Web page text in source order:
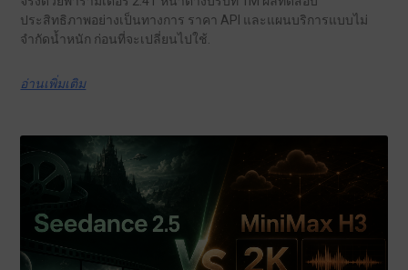
ประสิทธิภาพอย่างเป็นทางการ ราคา API และแผนบริการแบบไม่
จำกัดน้ำหนัก ก่อนที่จะเปลี่ยนไปใช้.
อ่านเพิ่มเติม